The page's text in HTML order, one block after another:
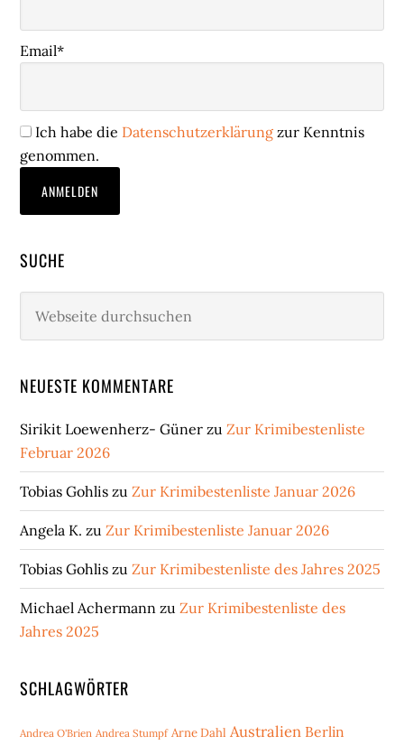
Email*
Ich habe die Datenschutzerklärung zur Kenntnis
genommen.
SUCHE
durchsuchen
NEUESTE KOMMENTARE
Sirikit Loewenherz- Güner zuZur Krimibestenliste
Februar 2026
Tobias Gohlis zuZur Krimibestenliste Januar 2026
Angela K. zuZur Krimibestenliste Januar 2026
Tobias Gohlis zuZur Krimibestenliste des Jahres 2025
Michael Achermann zuZur Krimibestenliste des
Jahres 2025
SCHLAGWÖRTER
Andrea O'Brien Andrea Stumpf Arne Dahl Australien Berlin